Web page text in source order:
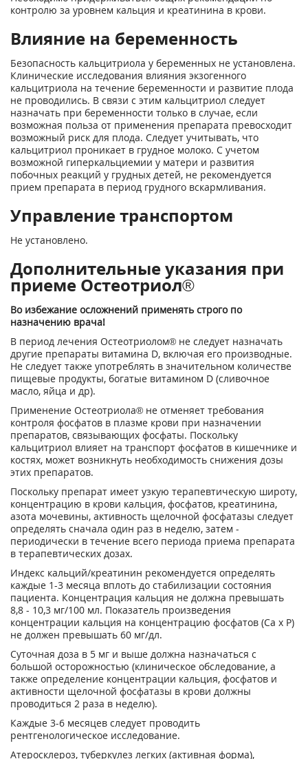
контролю за уровнем кальция и креатинина в крови.
Влияние на беременность
Безопасность кальцитриола у беременных не установлена.
Клинические исследования влияния экзогенного
кальцитриола на течение беременности и развитие плода
не проводились. В связи с этим кальцитриол следует
назначать при беременности только в случае, если
возможная польза от применения препарата превосходит
возможный риск для плода. Следует учитывать, что
кальцитриол проникает в грудное молоко. С учетом
возможной гиперкальциемии у матери и развития
побочных реакций у грудных детей, не рекомендуется
прием препарата в период грудного вскармливания.
Управление транспортом
He установлено.
Дополнительные указания при
приеме Остеотриол®
Во избежание осложнений применять строго по
назначению врача!
В период лечения Остеотриолом® не следует назначать
другие препараты витамина D, включая его производные.
Не следует также употреблять в значительном количестве
пищевые продукты, богатые витамином D (сливочное
масло, яйца и др).
Применение Остеотриола® не отменяет требования
контроля фосфатов в плазме крови при назначении
препаратов, связывающих фосфаты. Поскольку
кальцитриол влияет на транспорт фосфатов в кишечнике и
костях, может возникнуть необходимость снижения дозы
этих препаратов.
Поскольку препарат имеет узкую терапевтическую широту,
концентрацию в крови кальция, фосфатов, креатинина,
азота мочевины, активность щелочной фосфатазы следует
определять сначала один раз в неделю, затем -
периодически в течение всего периода приема препарата
в терапевтических дозах.
Индекс кальций/креатинин рекомендуется определять
каждые 1-3 месяца вплоть до стабилизации состояния
пациента. Концентрация кальция не должна превышать
8,8 - 10,3 мг/100 мл. Показатель произведения
концентрации кальция на концентрацию фосфатов (Са х Р)
не должен превышать 60 мг/дл.
Суточная доза в 5 мг и выше должна назначаться с
большой осторожностью (клиническое обследование, а
также определение концентрации кальция, фосфатов и
активности щелочной фосфатазы в крови должны
проводиться 2 раза в неделю).
Каждые 3-6 месяцев следует проводить
рентгенологическое исследование.
Атеросклероз, туберкулез легких (активная форма),